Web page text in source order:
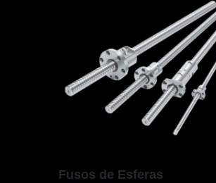
Fusos de Esferas